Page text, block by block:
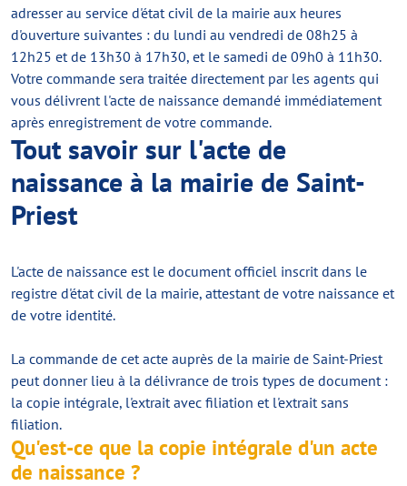
adresser au service d'état civil de la mairie aux heures
d'ouverture suivantes : du lundi au vendredi de 08h25 à
12h25 et de 13h30 à 17h30, et le samedi de 09h0 à 11h30.
Votre commande sera traitée directement par les agents qui
vous délivrent l'acte de naissance demandé immédiatement
après enregistrement de votre commande.
Tout savoir sur l'acte de
naissance à la mairie de Saint-
Priest
L'acte de naissance est le document officiel inscrit dans le
registre d'état civil de la mairie, attestant de votre naissance et
de votre identité.
La commande de cet acte auprès de la mairie de Saint-Priest
peut donner lieu à la délivrance de trois types de document :
la copie intégrale, l'extrait avec filiation et l'extrait sans
filiation.
Qu'est-ce que la copie intégrale d'un acte
de naissance ?